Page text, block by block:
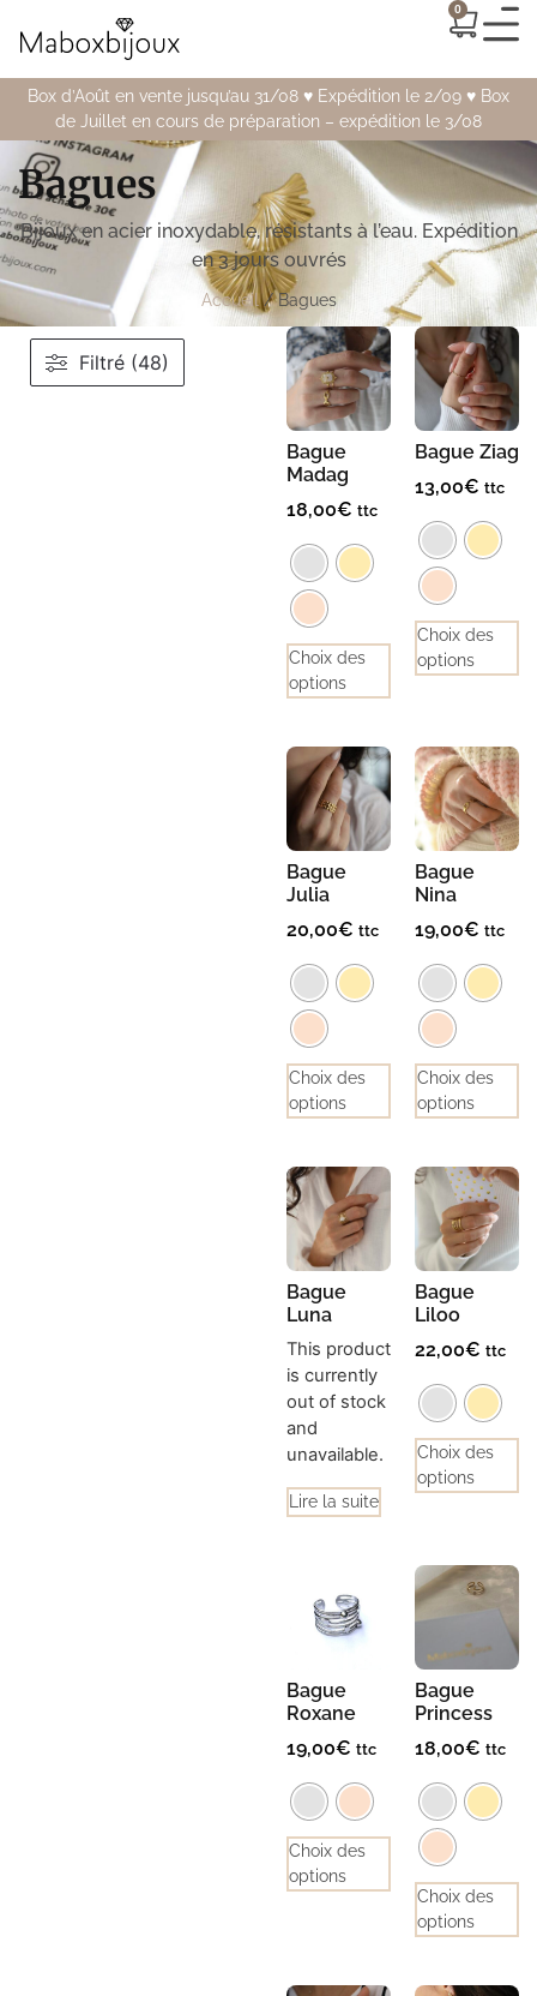
0
Box d’Août en vente jusqu’au 31/08 ♥️ Expédition le 2/09 ♥️ Box
de Juillet en cours de préparation – expédition le 3/08
Bagues
Bijoux en acier inoxydable, résistants à l’eau. Expédition
en 3 jours ouvrés
Accueil/ Bagues
Filtré (48)
Bague
Madag
18,00€ ttc
Choix des
options
Bague Ziag
13,00€ ttc
Choix des
options
Bague
Julia
20,00€ ttc
Choix des
options
Bague
Nina
19,00€ ttc
Choix des
options
Bague
Luna
This product
is currently
out of stock
and
unavailable.
Lire la suite
Bague
Liloo
22,00€ ttc
Choix des
options
Bague
Roxane
19,00€ ttc
Choix des
options
Bague
Princess
18,00€ ttc
Choix des
options